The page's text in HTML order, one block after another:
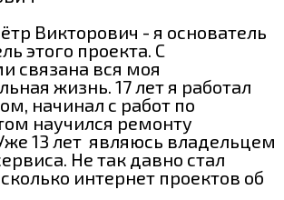
Викторович - я основатель
этого проекта. С
связана вся моя
жизнь. 17 лет я работал
начинал с работ по
научился ремонту
13 лет являюсь владельцем
Не так давно стал
интернет проектов об